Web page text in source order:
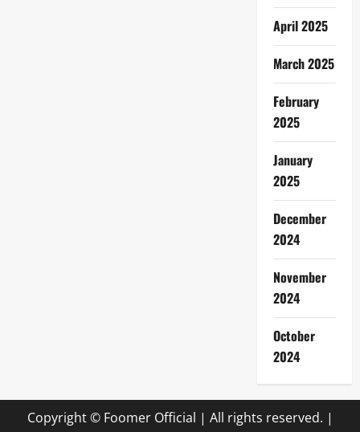
April 2025
March 2025
February
2025
January
2025
December
2024
November
2024
October
2024
Copyright © Foomer Official | All rights reserved. |